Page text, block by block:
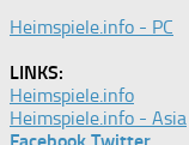
Heimspiele.info - PC
LINKS:
Heimspiele.info
Heimspiele.info - Asia